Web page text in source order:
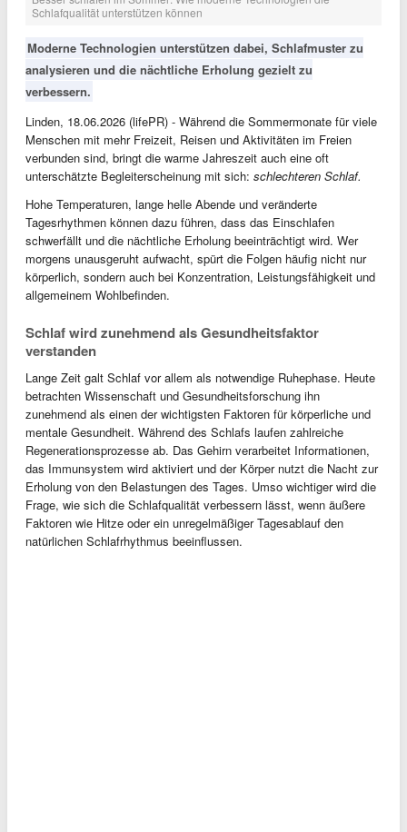
Schlafqualität unterstützen können
Moderne Technologien unterstützen dabei, Schlafmuster zu
analysieren und die nächtliche Erholung gezielt zu
verbessern.
Linden, 18.06.2026 (lifePR) - Während die Sommermonate für viele
Menschen mit mehr Freizeit, Reisen und Aktivitäten im Freien
verbunden sind, bringt die warme Jahreszeit auch eine oft
unterschätzte Begleiterscheinung mit sich: schlechteren Schlaf.
Hohe Temperaturen, lange helle Abende und veränderte
Tagesrhythmen können dazu führen, dass das Einschlafen
schwerfällt und die nächtliche Erholung beeinträchtigt wird. Wer
morgens unausgeruht aufwacht, spürt die Folgen häufig nicht nur
körperlich, sondern auch bei Konzentration, Leistungsfähigkeit und
allgemeinem Wohlbefinden.
Schlaf wird zunehmend als Gesundheitsfaktor
verstanden
Lange Zeit galt Schlaf vor allem als notwendige Ruhephase. Heute
betrachten Wissenschaft und Gesundheitsforschung ihn
zunehmend als einen der wichtigsten Faktoren für körperliche und
mentale Gesundheit. Während des Schlafs laufen zahlreiche
Regenerationsprozesse ab. Das Gehirn verarbeitet Informationen,
das Immunsystem wird aktiviert und der Körper nutzt die Nacht zur
Erholung von den Belastungen des Tages. Umso wichtiger wird die
Frage, wie sich die Schlafqualität verbessern lässt, wenn äußere
Faktoren wie Hitze oder ein unregelmäßiger Tagesablauf den
natürlichen Schlafrhythmus beeinflussen.